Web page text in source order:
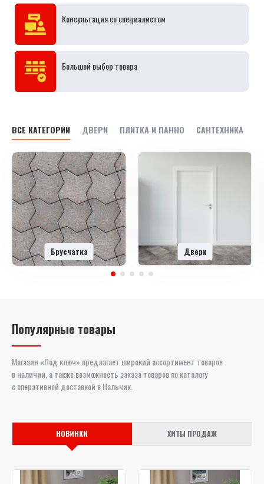
Консультация со специалистом
Большой выбор товара
ВСЕ КАТЕГОРИИ ДВЕРИ ПЛИТКА И ПАННО САНТЕХНИКА
Брусчатка Двери
Популярные товары
Магазин «Под ключ» предлагает широкий ассортимент товаров
в наличии, а также возможность заказа товаров по каталогу
с оперативной доставкой в Нальчик.
НОВИНКИ ХИТЫ ПРОДАЖ